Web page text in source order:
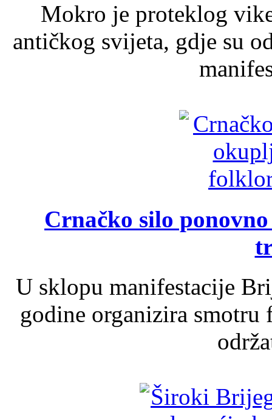
Mokro je proteklog
antičkog svijeta, gdje su
Crnačko silo
U sklopu manifestacije
godine organizira